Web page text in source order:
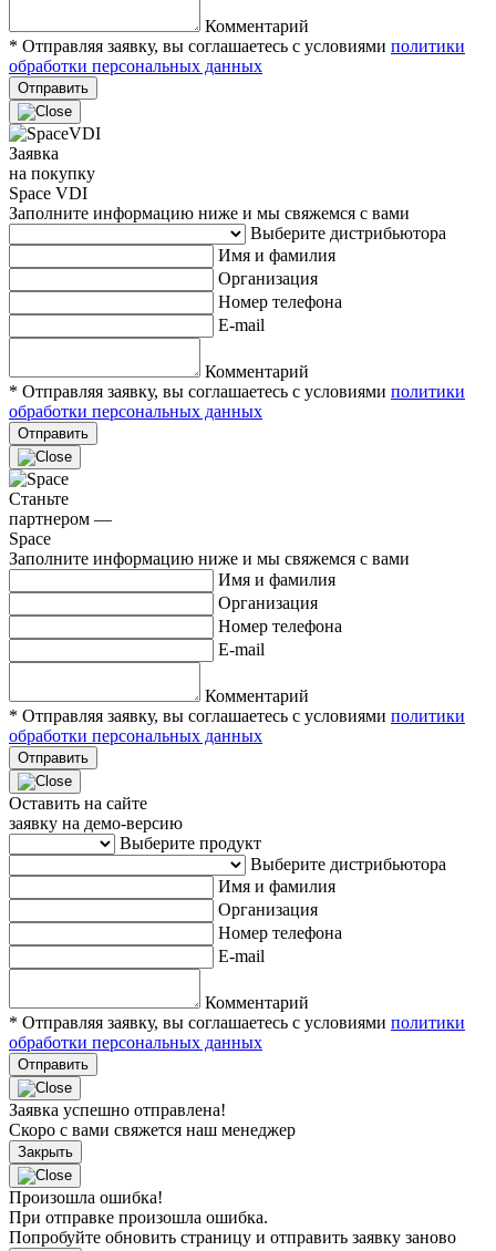
Комментарий
* Отправляя заявку, вы соглашаетесь с условиями политики
обработки персональных данных
Отправить
Заявка
на покупку
Space VDI
Заполните информацию ниже и мы свяжемся с вами
Выберите дистрибьютора
Имя и фамилия
Организация
Номер телефона
E-mail
Комментарий
* Отправляя заявку, вы соглашаетесь с условиями политики
обработки персональных данных
Отправить
Станьте
партнером —
Space
Заполните информацию ниже и мы свяжемся с вами
Имя и фамилия
Организация
Номер телефона
E-mail
Комментарий
* Отправляя заявку, вы соглашаетесь с условиями политики
обработки персональных данных
Отправить
Оставить на сайте
заявку на демо-версию
Выберите продукт
Выберите дистрибьютора
Имя и фамилия
Организация
Номер телефона
E-mail
Комментарий
* Отправляя заявку, вы соглашаетесь с условиями политики
обработки персональных данных
Отправить
Заявка успешно отправлена!
Скоро с вами свяжется наш менеджер
Закрыть
Произошла ошибка!
При отправке произошла ошибка.
Попробуйте обновить страницу и отправить заявку заново